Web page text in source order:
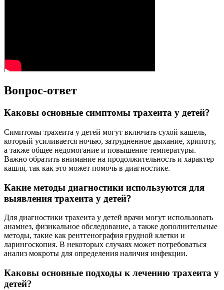
Вопрос-ответ
Каковы основные симптомы трахеита у детей?
Симптомы трахеита у детей могут включать сухой кашель,
который усиливается ночью, затрудненное дыхание, хрипоту,
а также общее недомогание и повышение температуры.
Важно обратить внимание на продолжительность и характер
кашля, так как это может помочь в диагностике.
Какие методы диагностики используются для
выявления трахеита у детей?
Для диагностики трахеита у детей врачи могут использовать
анамнез, физикальное обследование, а также дополнительные
методы, такие как рентгенография грудной клетки и
ларингоскопия. В некоторых случаях может потребоваться
анализ мокроты для определения наличия инфекции.
Каковы основные подходы к лечению трахеита у
детей?